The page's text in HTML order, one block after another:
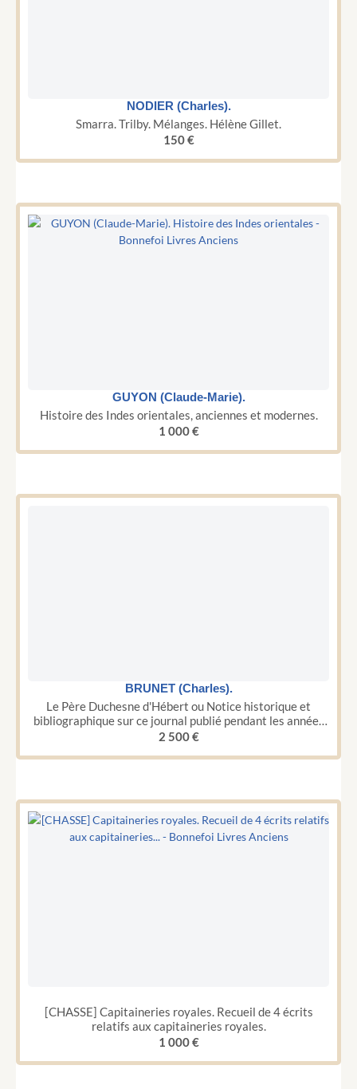
NODIER (Charles).
Smarra. Trilby. Mélanges.‎ Hélène Gillet.
150€
GUYON (Claude-Marie).
Histoire des Indes orientales, anciennes et modernes.
1 000€
BRUNET (Charles).
Le Père Duchesne d'Hébert ou Notice historique et
bibliographique sur ce journal publié pendant les années
1790, 1791, 1793 et 1794. Précédée de la vie d'Hébert,
ouvrages.
2 500€
[CHASSE] Capitaineries royales. Recueil de 4 écrits
relatifs aux capitaineries royales.
1 000€